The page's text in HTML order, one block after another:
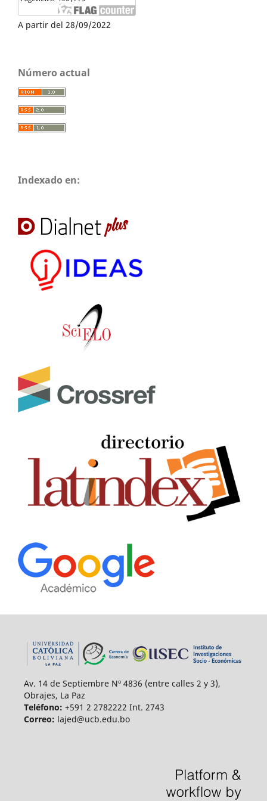
A partir del 28/09/2022
Número actual
Indexado en:
Av. 14 de Septiembre Nº 4836 (entre calles 2 y 3),
Obrajes, La Paz
Teléfono: +591 2 2782222 Int. 2743
Correo: lajed@ucb.edu.bo